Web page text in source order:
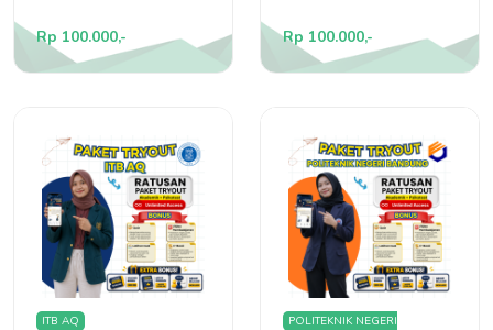
Rp 100.000,- Rp 100.000,-
ITB AQ
POLITEKNIK NEGERI